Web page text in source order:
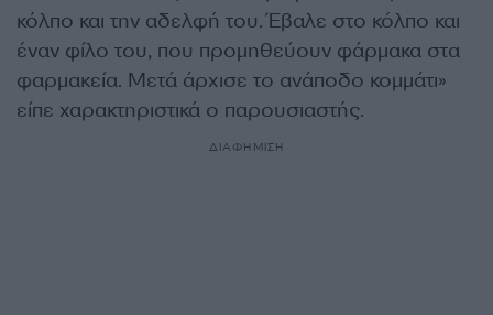
κόλπο και την αδελφή του. Έβαλε στο κόλπο και
έναν φίλο του, που προμηθεύουν φάρμακα στα
φαρμακεία. Μετά άρχισε το ανάποδο κομμάτι»
είπε χαρακτηριστικά ο παρουσιαστής.
ΔΙΑΦΗΜΙΣΗ